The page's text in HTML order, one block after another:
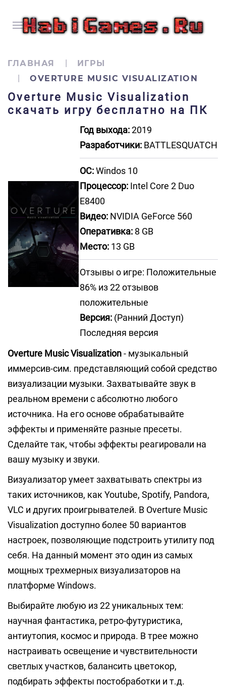
ГЛАВНАЯ
ИГРЫ
OVERTURE MUSIC VISUALIZATION
Overture Music Visualization
скачать игру бесплатно на ПК
Год выхода:2019
Разработчики: BATTLESQUATCH
ОС:Windos 10
Процессор: Intel Core 2 Duo
E8400
Видео: NVIDIA GeForce 560
Оперативка: 8 GB
Место: 13 GB
Отзывы о игре: Положительные
86% из 22 отзывов
положительные
Версия: (Ранний Доступ)
Последняя версия
Overture Music Visualization- музыкальный
иммерсив-сим. представляющий собой средство
визуализации музыки. Захватывайте звук в
реальном времени с абсолютно любого
источника. На его основе обрабатывайте
эффекты и применяйте разные пресеты.
Сделайте так, чтобы эффекты реагировали на
вашу музыку и звуки.
Визуализатор умеет захватывать спектры из
таких источников, как Youtube, Spotify, Pandora,
VLC и других проигрывателей. В Overture Music
Visualization доступно более 50 вариантов
настроек, позволяющие подстроить утилиту под
себя. На данный момент это один из самых
мощных трехмерных визуализаторов на
платформе Windows.
Выбирайте любую из 22 уникальных тем:
научная фантастика, ретро-футуристика,
антиутопия, космос и природа. В трее можно
настраивать освещение и чувствительности
светлых участков, балансить цветокор,
подбирать эффекты постобработки и т.д.